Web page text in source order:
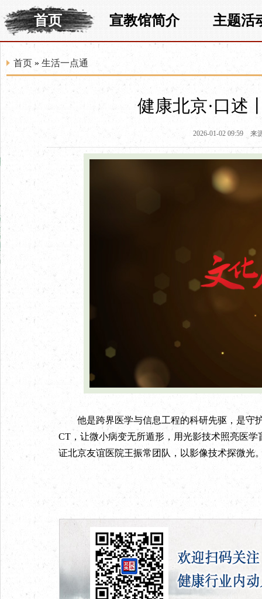
首页 宣教馆简介 主题活
首页 » 生活一点通
健康北京·口述
2026-01-02 09:59 来
他是跨界医学与信息工程的科研先驱，是守
CT，让微小病变无所遁形，用光影技术照亮医
证北京友谊医院王振常团队，以影像技术探微光